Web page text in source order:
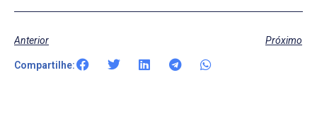
Anterior Próximo
Compartilhe: